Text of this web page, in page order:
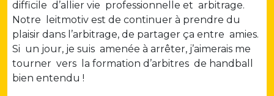
difficile d’allier vie professionnelle et arbitrage.
Notre leitmotiv est de continuer à prendre du
plaisir dans l’arbitrage, de partager ça entre amies.
Si un jour, je suis amenée à arrêter, j’aimerais me
tourner vers la formation d’arbitres de handball
bien entendu !